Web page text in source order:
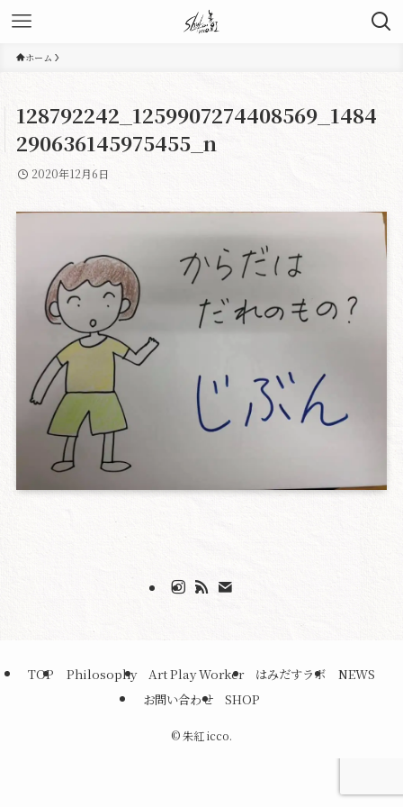
ホーム
128792242_1259907274408569_1484
290636145975455_n
2020年12月6日
TOP Philosophy Art Play Worker はみだすラボ
NEWS
お問い合わせ
SHOP
©朱紅 icco.